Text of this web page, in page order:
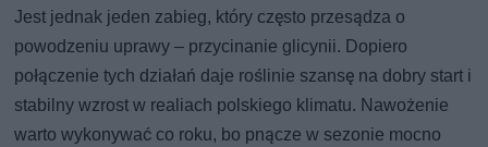
Jest jednak jeden zabieg, który często przesądza o
powodzeniu uprawy – przycinanie glicynii. Dopiero
połączenie tych działań daje roślinie szansę na dobry start i
stabilny wzrost w realiach polskiego klimatu. Nawożenie
warto wykonywać co roku, bo pnącze w sezonie mocno